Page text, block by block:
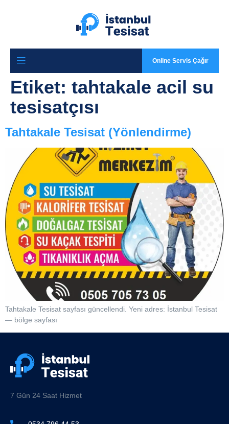
Online Servis Çağır
Etiket: tahtakale acil su
tesisatçısı
Tahtakale Tesisat (Yönlendirme)
Tahtakale Tesisat sayfası güncellendi. Yeni adres: İstanbul Tesisat
— bölge sayfası
7 Gün 24 Saat Hizmet